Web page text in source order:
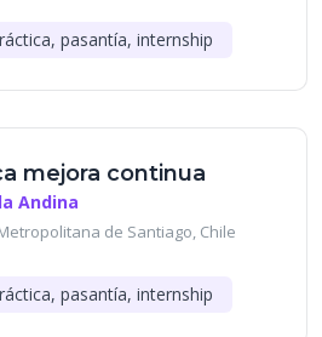
pasantía, internship
mejora continua
Andina
de Santiago, Chile
pasantía, internship